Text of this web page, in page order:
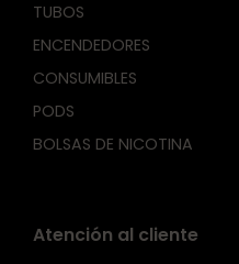
TUBOS
ENCENDEDORES
CONSUMIBLES
PODS
BOLSAS DE NICOTINA
Atención al cliente